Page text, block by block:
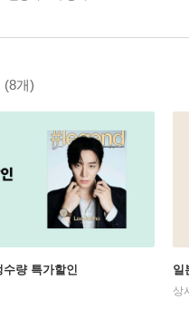
(8개)
량 특가할인 일
상